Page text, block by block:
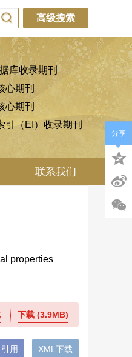
高级搜索
库收录期刊
心期刊
心期刊
引（EI）收录期刊
联系我们
properties
下载(3.9MB)
用 XML下载
分享